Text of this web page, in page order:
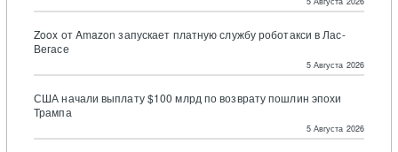
Zoox от Amazon запускает платную службу роботакси в Лас-
Вегасе
5 Августа 2026
США начали выплату $100 млрд по возврату пошлин эпохи
Трампа
5 Августа 2026